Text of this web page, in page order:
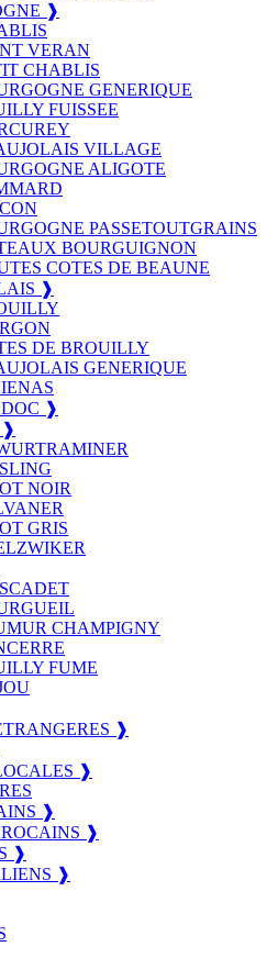
❱
VERAN
CHABLIS
GENERIQUE
FUISSEE
VILLAGE
ALIGOTE
PASSETOUTGRAINS
BOURGUIGNON
COTES DE BEAUNE
❱
DE BROUILLY
GENERIQUE
❱
❱
NOIR
GRIS
CHAMPIGNY
FUME
❱
❱
❱
❱
❱
❱